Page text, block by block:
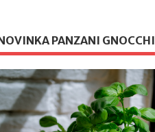
PANZANI GNOCCHI